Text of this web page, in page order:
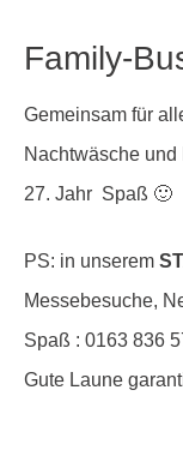
Family-
Gemeinsam für
Nachtwäsche
27. Jahr Spaß 🙂
PS: in unserem
Messebesuche,
Spaß : 0163 836
Gute Laune